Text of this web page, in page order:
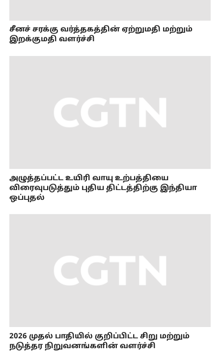
சீனச் சரக்கு வர்த்தகத்தின் ஏற்றுமதி மற்றும்
இறக்குமதி வளர்ச்சி
அழுத்தப்பட்ட உயிரி வாயு உற்பத்தியை
விரைவுபடுத்தும் புதிய திட்டத்திற்கு இந்தியா
ஒப்புதல்
2026 முதல் பாதியில் குறிப்பிட்ட சிறு மற்றும்
நடுத்தர நிறுவனங்களின் வளர்ச்சி